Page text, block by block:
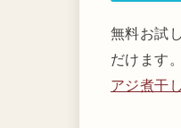
無料お試
だけます
アジ煮干